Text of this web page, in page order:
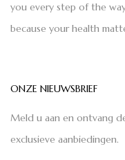
you every step of the
because your health
ONZE NIEUWSBRIEF
Meld u aan en ontvang
exclusieve aanbiedingen.